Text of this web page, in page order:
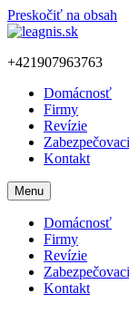
Preskočiť na obsah
+421907963763
Domácnosť
Firmy
Revízie
Kontakt
Menu
Domácnosť
Firmy
Revízie
Kontakt